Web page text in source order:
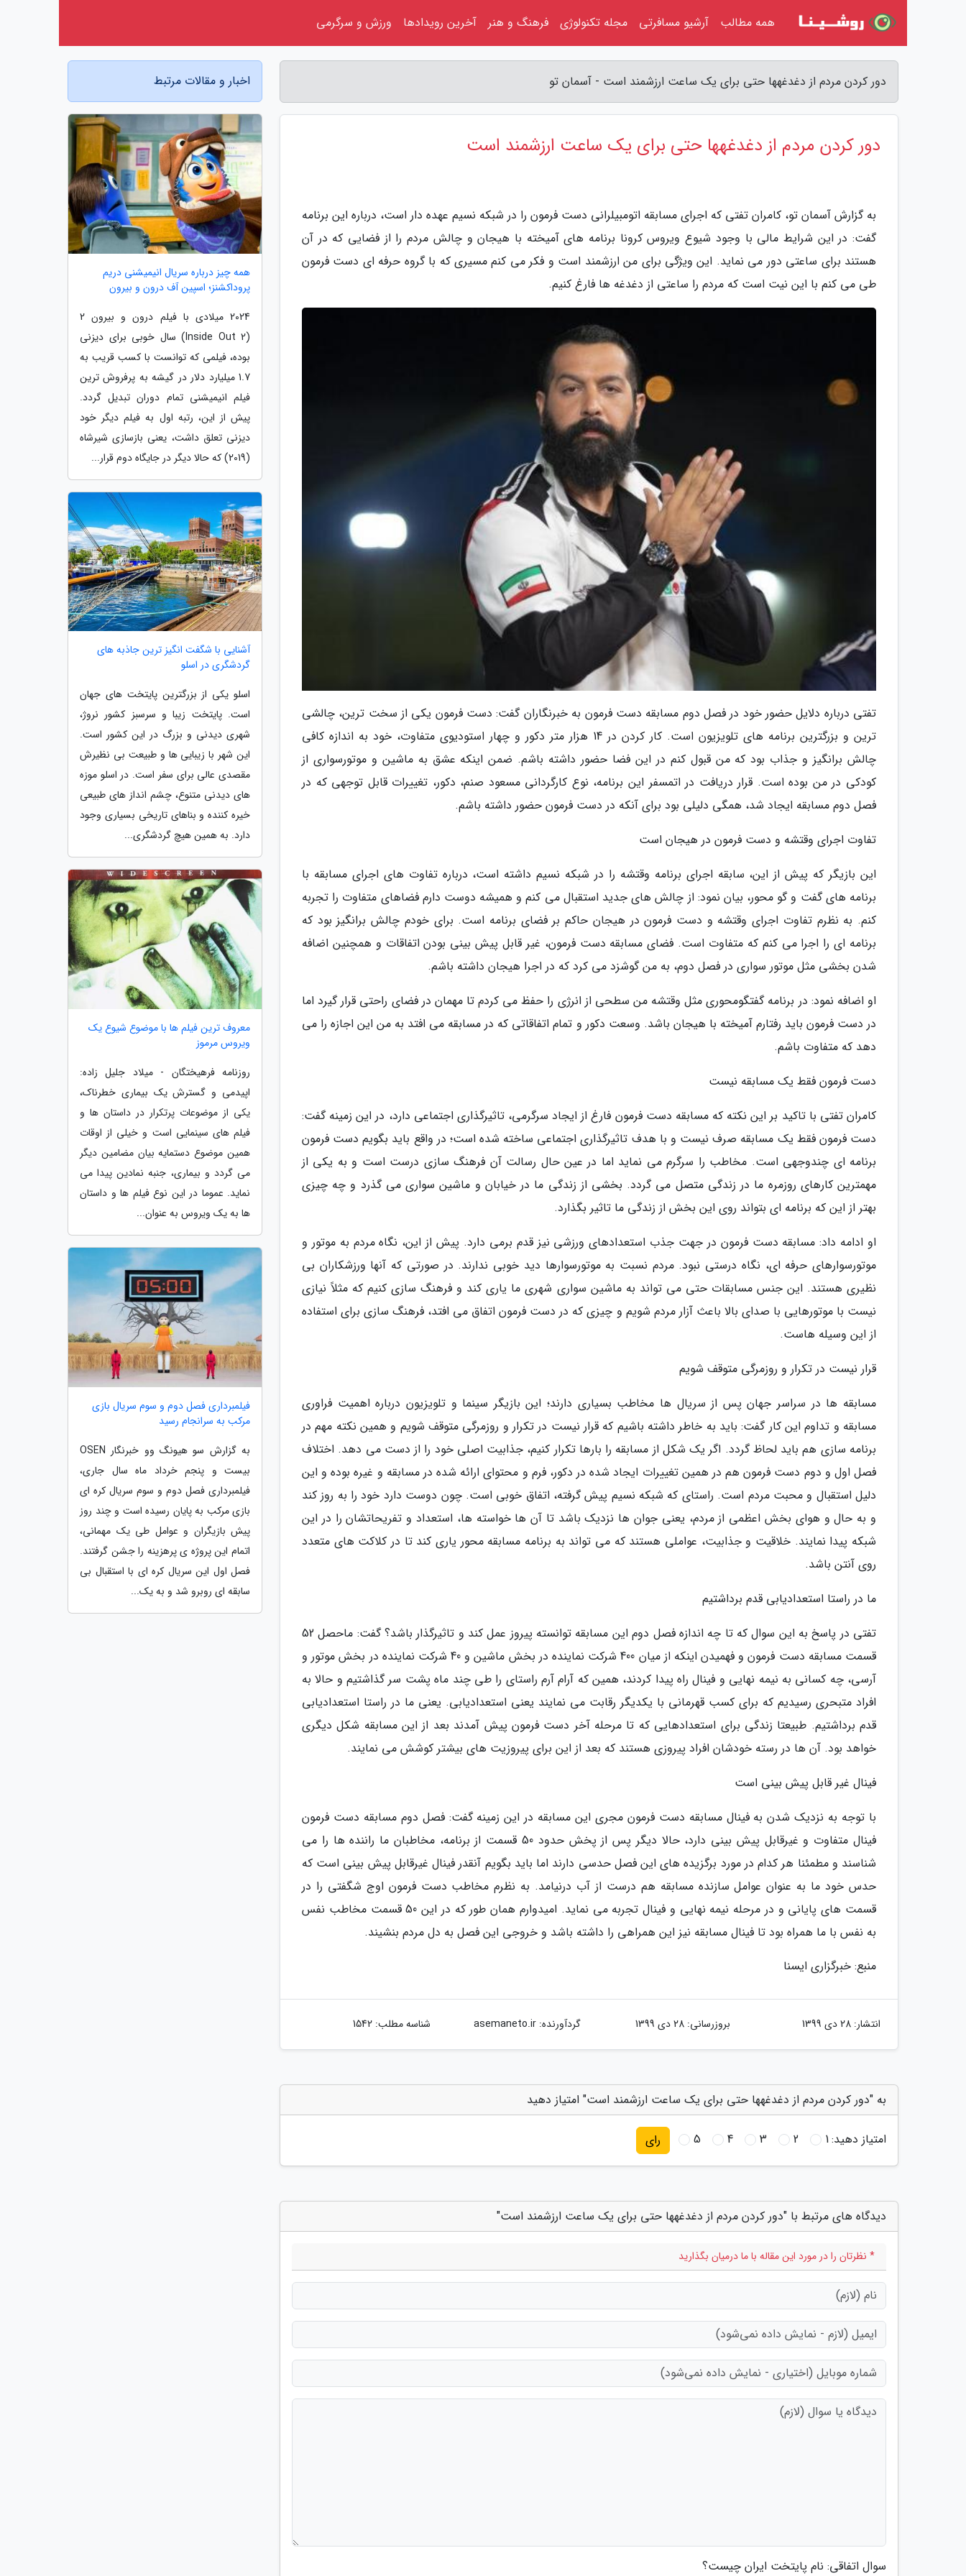
دور کردن مردم از دغدغهها حتی برای یک ساعت ارزشمند است - آسمان تو
دور کردن مردم از دغدغهها حتی برای یک ساعت ارزشمند است
به گزارش آسمان تو، کامران تفتی که اجرای مسابقه اتومبیلرانی دست فرمون را در شبکه نسیم عهده دار است، درباره این برنامه
گفت: در این شرایط مالی با وجود شیوع ویروس کرونا برنامه های آمیخته با هیجان و چالش مردم را از فضایی که در آن
هستند برای ساعتی دور می نماید. این ویژگی برای من ارزشمند است و فکر می کنم مسیری که با گروه حرفه ای دست فرمون
طی می کنم با این نیت است که مردم را ساعتی از دغدغه ها فارغ کنیم.
تفتی درباره دلایل حضور خود در فصل دوم مسابقه دست فرمون به خبرنگاران گفت: دست فرمون یکی از سخت ترین، چالشی
ترین و بزرگترین برنامه های تلویزیون است. کار کردن در 14 هزار متر دکور و چهار استودیوی متفاوت، خود به اندازه کافی
چالش برانگیز و جذاب بود که من قبول کنم در این فضا حضور داشته باشم. ضمن اینکه عشق به ماشین و موتورسواری از
کودکی در من بوده است. قرار دریافت در اتمسفر این برنامه، نوع کارگردانی مسعود صنم، دکور، تغییرات قابل توجهی که در
فصل دوم مسابقه ایجاد شد، همگی دلیلی بود برای آنکه در دست فرمون حضور داشته باشم.
تفاوت اجرای وقتشه و دست فرمون در هیجان است
این بازیگر که پیش از این، سابقه اجرای برنامه وقتشه را در شبکه نسیم داشته است، درباره تفاوت های اجرای مسابقه با
برنامه های گفت و گو محور، بیان نمود: از چالش های جدید استقبال می کنم و همیشه دوست دارم فضاهای متفاوت را تجربه
کنم. به نظرم تفاوت اجرای وقتشه و دست فرمون در هیجان حاکم بر فضای برنامه است. برای خودم چالش برانگیز بود که
برنامه ای را اجرا می کنم که متفاوت است. فضای مسابقه دست فرمون، غیر قابل پیش بینی بودن اتفاقات و همچنین اضافه
شدن بخشی مثل موتور سواری در فصل دوم، به من گوشزد می کرد که در اجرا هیجان داشته باشم.
او اضافه نمود: در برنامه گفتگومحوری مثل وقتشه من سطحی از انرژی را حفظ می کردم تا مهمان در فضای راحتی قرار گیرد اما
در دست فرمون باید رفتارم آمیخته با هیجان باشد. وسعت دکور و تمام اتفاقاتی که در مسابقه می افتد به من این اجازه را می
دهد که متفاوت باشم.
دست فرمون فقط یک مسابقه نیست
کامران تفتی با تاکید بر این نکته که مسابقه دست فرمون فارغ از ایجاد سرگرمی، تاثیرگذاری اجتماعی دارد، در این زمینه گفت:
دست فرمون فقط یک مسابقه صرف نیست و با هدف تاثیرگذاری اجتماعی ساخته شده است؛ در واقع باید بگویم دست فرمون
برنامه ای چندوجهی است. مخاطب را سرگرم می نماید اما در عین حال رسالت آن فرهنگ سازی درست است و به یکی از
مهمترین کارهای روزمره ما در زندگی متصل می گردد. بخشی از زندگی ما در خیابان و ماشین سواری می گذرد و چه چیزی
بهتر از این که برنامه ای بتواند روی این بخش از زندگی ما تاثیر بگذارد.
او ادامه داد: مسابقه دست فرمون در جهت جذب استعدادهای ورزشی نیز قدم برمی دارد. پیش از این، نگاه مردم به موتور و
موتورسوارهای حرفه ای، نگاه درستی نبود. مردم نسبت به موتورسوارها دید خوبی ندارند. در صورتی که آنها ورزشکاران بی
نظیری هستند. این جنس مسابقات حتی می تواند به ماشین سواری شهری ما یاری کند و فرهنگ سازی کنیم که مثلاً نیازی
نیست با موتورهایی با صدای بالا باعث آزار مردم شویم و چیزی که در دست فرمون اتفاق می افتد، فرهنگ سازی برای استفاده
از این وسیله هاست.
قرار نیست در تکرار و روزمرگی متوقف شویم
مسابقه ها در سراسر جهان پس از سریال ها مخاطب بسیاری دارند؛ این بازیگر سینما و تلویزیون درباره اهمیت فراوری
مسابقه و تداوم این کار گفت: باید به خاطر داشته باشیم که قرار نیست در تکرار و روزمرگی متوقف شویم و همین نکته مهم در
برنامه سازی هم باید لحاظ گردد. اگر یک شکل از مسابقه را بارها تکرار کنیم، جذابیت اصلی خود را از دست می دهد. اختلاف
فصل اول و دوم دست فرمون هم در همین تغییرات ایجاد شده در دکور، فرم و محتوای ارائه شده در مسابقه و غیره بوده و این
دلیل استقبال و محبت مردم است. راستای که شبکه نسیم پیش گرفته، اتفاق خوبی است. چون دوست دارد خود را به روز کند
و به حال و هوای بخش اعظمی از مردم، یعنی جوان ها نزدیک باشد تا آن ها خواسته ها، استعداد و تفریحاتشان را در این
شبکه پیدا نمایند. خلاقیت و جذابیت، عواملی هستند که می تواند به برنامه مسابقه محور یاری کند تا در کلاکت های متعدد
روی آنتن باشد.
ما در راستا استعدادیابی قدم برداشتیم
تفتی در پاسخ به این سوال که تا چه اندازه فصل دوم این مسابقه توانسته پیروز عمل کند و تاثیرگذار باشد؟ گفت: ماحصل 52
قسمت مسابقه دست فرمون و فهمیدن اینکه از میان 400 شرکت نماینده در بخش ماشین و 40 شرکت نماینده در بخش موتور و
آرسی، چه کسانی به نیمه نهایی و فینال راه پیدا کردند، همین که آرام آرم راستای را طی چند ماه پشت سر گذاشتیم و حالا به
افراد متبحری رسیدیم که برای کسب قهرمانی با یکدیگر رقابت می نمایند یعنی استعدادیابی. یعنی ما در راستا استعدادیابی
قدم برداشتیم. طبیعتا زندگی برای استعدادهایی که تا مرحله آخر دست فرمون پیش آمدند بعد از این مسابقه شکل دیگری
خواهد بود. آن ها در رسته خودشان افراد پیروزی هستند که بعد از این برای پیروزیت های بیشتر کوشش می نمایند.
فینال غیر قابل پیش بینی است
با توجه به نزدیک شدن به فینال مسابقه دست فرمون مجری این مسابقه در این زمینه گفت: فصل دوم مسابقه دست فرمون
فینال متفاوت و غیرقابل پیش بینی دارد، حالا دیگر پس از پخش حدود 50 قسمت از برنامه، مخاطبان ما راننده ها را می
شناسند و مطمئنا هر کدام در مورد برگزیده های این فصل حدسی دارند اما باید بگویم آنقدر فینال غیرقابل پیش بینی است که
حدس خود ما به عنوان عوامل سازنده مسابقه هم درست از آب درنیامد. به نظرم مخاطب دست فرمون اوج شگفتی را در
قسمت های پایانی و در مرحله نیمه نهایی و فینال تجربه می نماید. امیدوارم همان طور که در این 50 قسمت مخاطب نفس
به نفس با ما همراه بود تا فینال مسابقه نیز این همراهی را داشته باشد و خروجی این فصل به دل مردم بنشیند.
منبع: خبرگزاری ایسنا
انتشار: 28 دی 1399 بروزرسانی: 28 دی 1399 گردآورنده:asemaneto.ir شناسه مطلب: 1542
به "دور کردن مردم از دغدغهها حتی برای یک ساعت ارزشمند است" امتیاز دهید
امتیاز دهید:1
2
3
4
5 رای
دیدگاه های مرتبط با "دور کردن مردم از دغدغهها حتی برای یک ساعت ارزشمند است"
* نظرتان را در مورد این مقاله با ما درمیان بگذارید
سوال اتفاقی: نام پایتخت ایران چیست؟
اخبار و مقالات مرتبط
همه چیز درباره سریال انیمیشنی دریم
پروداکشنز؛ اسپین آف درون و بیرون
2024 میلادی با فیلم درون و بیرون 2
(Inside Out 2) سال خوبی برای دیزنی
بوده، فیلمی که توانست با کسب قریب به
1.7 میلیارد دلار در گیشه به پرفروش ترین
فیلم انیمیشنی تمام دوران تبدیل گردد.
پیش از این، رتبه اول به فیلم دیگر خود
دیزنی تعلق داشت، یعنی بازسازی شیرشاه
(2019) که حالا دیگر در جایگاه دوم قرار...
آشنایی با شگفت انگیز ترین جاذبه های
گردشگری در اسلو
اسلو یکی از بزرگترین پایتخت های جهان
است. پایتخت زیبا و سرسبز کشور نروژ،
شهری دیدنی و بزرگ در این کشور است.
این شهر با زیبایی ها و طبیعت بی نظیرش
مقصدی عالی برای سفر است. در اسلو موزه
های دیدنی متنوع، چشم انداز های طبیعی
خیره کننده و بناهای تاریخی بسیاری وجود
دارد. به همین هیچ گردشگری...
معروف ترین فیلم ها با موضوع شیوع یک
ویروس مرموز
روزنامه فرهیختگان - میلاد جلیل زاده:
اپیدمی و گسترش یک بیماری خطرناک،
یکی از موضوعات پرتکرار در داستان ها و
فیلم های سینمایی است و خیلی از اوقات
همین موضوع دستمایه بیان مضامین دیگر
می گردد و بیماری، جنبه نمادین پیدا می
نماید. عموما در این نوع فیلم ها و داستان
ها به یک ویروس به عنوان...
فیلمبرداری فصل دوم و سوم سریال بازی
مرکب به سرانجام رسید
به گزارش سو هیونگ وو خبرنگار OSEN
بیست و پنجم خرداد ماه سال جاری،
فیلمبرداری فصل دوم و سوم سریال کره ای
بازی مرکب به پایان رسیده است و چند روز
پیش بازیگران و عوامل طی یک مهمانی،
اتمام این پروژه ی پرهزینه را جشن گرفتند.
فصل اول این سریال کره ای با استقبال بی
سابقه ای روبرو شد و به یک...
همه مطالب آرشیو مسافرتی مجله تکنولوژی فرهنگ و هنر آخرین رویدادها ورزش و سرگرمی